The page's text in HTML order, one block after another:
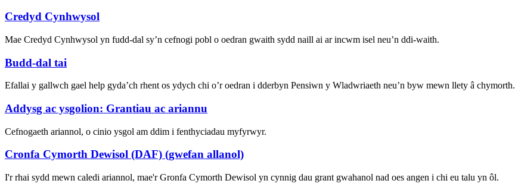
Credyd Cynhwysol
Mae Credyd Cynhwysol yn fudd-dal sy’n cefnogi pobl o oedran gwaith sydd naill ai ar incwm isel neu’n ddi-waith.
Budd-dal tai
Efallai y gallwch gael help gyda’ch rhent os ydych chi o’r oedran i dderbyn Pensiwn y Wladwriaeth neu’n byw mewn llety â chymorth.
Addysg ac ysgolion: Grantiau ac ariannu
Cefnogaeth ariannol, o cinio ysgol am ddim i fenthyciadau myfyrwyr.
Cronfa Cymorth Dewisol (DAF) (gwefan allanol)
I'r rhai sydd mewn caledi ariannol, mae'r Gronfa Cymorth Dewisol yn cynnig dau grant gwahanol nad oes angen i chi eu talu yn ôl.